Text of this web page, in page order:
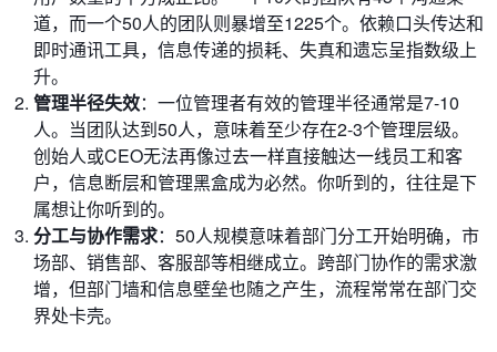
道，而一个50人的团队则暴增至1225个。依赖口头传达和
即时通讯工具，信息传递的损耗、失真和遗忘呈指数级上
升。
管理半径失效：一位管理者有效的管理半径通常是7-10
人。当团队达到50人，意味着至少存在2-3个管理层级。
创始人或CEO无法再像过去一样直接触达一线员工和客
户，信息断层和管理黑盒成为必然。你听到的，往往是下
属想让你听到的。
分工与协作需求：50人规模意味着部门分工开始明确，市
场部、销售部、客服部等相继成立。跨部门协作的需求激
增，但部门墙和信息壁垒也随之产生，流程常常在部门交
界处卡壳。